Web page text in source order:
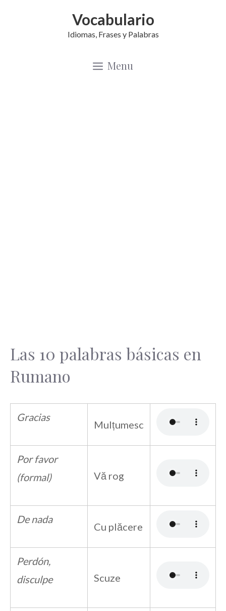
Vocabulario
Idiomas, Frases y Palabras
Menu
Las 10 palabras básicas en
Rumano
Gracias
Mulțumesc
Por favor
(formal)
Vă rog
De nada
Cu plăcere
Perdón,
disculpe
Scuze